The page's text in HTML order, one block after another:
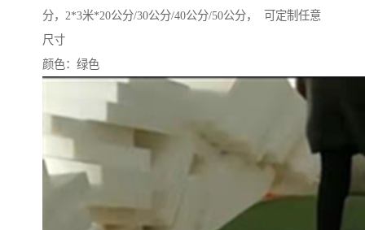
分，2*3米*20公分/30公分/40公分/50公分， 可定制任意
尺寸
颜色：绿色